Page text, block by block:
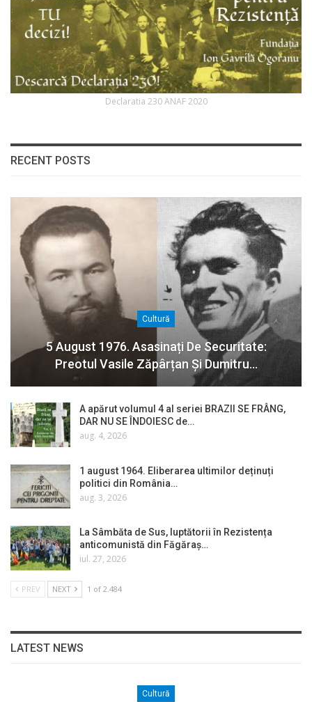
Declaratia 230 ANAF 2020
RECENT POSTS
Cultură
5 August 1976. Asasinați De Securitate:
Preotul Vasile Zăpârțan Și Dumitru…
A apărut volumul 4 al seriei BRAZII SE FRÂNG,
DAR NU SE ÎNDOIESC de…
aug. 4, 2026
1 august 1964. Eliberarea ultimilor deținuți
politici din România…
aug. 3, 2026
La Sâmbăta de Sus, luptătorii în Rezistența
anticomunistă din Făgăraș…
iul. 27, 2026
PREV NEXT 1 of 2.484
LATEST NEWS
Cultură